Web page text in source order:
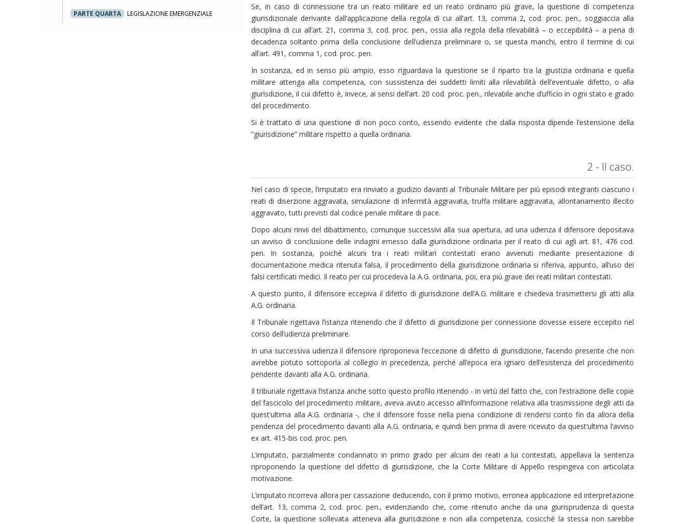
PARTE QUARTA LEGISLAZIONE EMERGENZIALE
Se, in caso di connessione tra un reato militare ed un reato ordinario più grave, la questione di competenza
giurisdizionale derivante dall’applicazione della regola di cui all’art. 13, comma 2, cod. proc. pen., soggiaccia alla
disciplina di cui all’art. 21, comma 3, cod. proc. pen., ossia alla regola della rilevabilità – o eccepibilità – a pena di
decadenza soltanto prima della conclusione dell’udienza preliminare o, se questa manchi, entro il termine di cui
all’art. 491, comma 1, cod. proc. pen.
In sostanza, ed in senso più ampio, esso riguardava la questione se il riparto tra la giustizia ordinaria e quella
militare attenga alla competenza, con sussistenza dei suddetti limiti alla rilevabilità dell’eventuale difetto, o alla
giurisdizione, il cui difetto è, invece, ai sensi dell’art. 20 cod. proc. pen., rilevabile anche d’ufficio in ogni stato e grado
del procedimento.
Si è trattato di una questione di non poco conto, essendo evidente che dalla risposta dipende l’estensione della
“giurisdizione” militare rispetto a quella ordinaria.
2 - Il caso.
Nel caso di specie, l’imputato era rinviato a giudizio davanti al Tribunale Militare per più episodi integranti ciascuno i
reati di diserzione aggravata, simulazione di infermità aggravata, truffa militare aggravata, allontanamento illecito
aggravato, tutti previsti dal codice penale militare di pace.
Dopo alcuni rinvii del dibattimento, comunque successivi alla sua apertura, ad una udienza il difensore depositava
un avviso di conclusione delle indagini emesso dalla giurisdizione ordinaria per il reato di cui agli art. 81, 476 cod.
pen. In sostanza, poiché alcuni tra i reati militari contestati erano avvenuti mediante presentazione di
documentazione medica ritenuta falsa, il procedimento della giurisdizione ordinaria si riferiva, appunto, all’uso dei
falsi certificati medici. Il reato per cui procedeva la A.G. ordinaria, poi, era più grave dei reati militari contestati.
A questo punto, il difensore eccepiva il difetto di giurisdizione dell’A.G. militare e chiedeva trasmettersi gli atti alla
A.G. ordinaria.
Il Tribunale rigettava l’istanza ritenendo che il difetto di giurisdizione per connessione dovesse essere eccepito nel
corso dell’udienza preliminare.
In una successiva udienza il difensore riproponeva l’eccezione di difetto di giurisdizione, facendo presente che non
avrebbe potuto sottoporla al collegio in precedenza, perché all’epoca era ignaro dell’esistenza del procedimento
pendente davanti alla A.G. ordinaria.
Il tribunale rigettava l’istanza anche sotto questo profilo ritenendo - in virtù del fatto che, con l’estrazione delle copie
del fascicolo del procedimento militare, aveva avuto accesso all’informazione relativa alla trasmissione degli atti da
quest’ultima alla A.G. ordinaria -, che il difensore fosse nella piena condizione di rendersi conto fin da allora della
pendenza del procedimento davanti alla A.G. ordinaria, e quindi ben prima di avere ricevuto da quest’ultima l’avviso
ex art. 415-bis cod. proc. pen.
L’imputato, parzialmente condannato in primo grado per alcuni dei reati a lui contestati, appellava la sentenza
riproponendo la questione del difetto di giurisdizione, che la Corte Militare di Appello respingeva con articolata
motivazione.
L’imputato ricorreva allora per cassazione deducendo, con il primo motivo, erronea applicazione ed interpretazione
dell’art. 13, comma 2, cod. proc. pen., evidenziando che, come ritenuto anche da una giurisprudenza di questa
Corte, la questione sollevata atteneva alla giurisdizione e non alla competenza, cosicché la stessa non sarebbe